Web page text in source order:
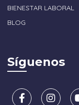
BIENESTAR LABORAL
BLOG
Síguenos